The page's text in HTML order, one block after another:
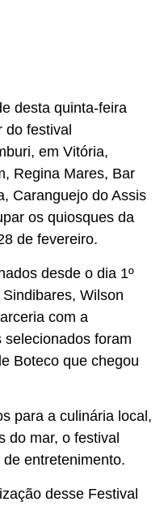
desta quinta-feira
do festival
em Vitória,
Regina Mares, Bar
Caranguejo do Assis
os quiosques da
de fevereiro.
desde o dia 1º
Wilson
com a
foram
Boteco que chegou
para a culinária local,
do mar, o festival
entretenimento.
desse Festival